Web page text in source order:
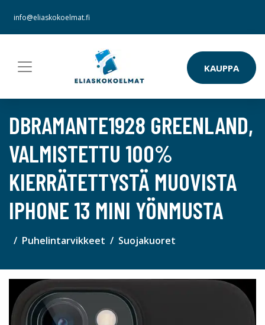
info@eliaskokoelmat.fi
KAUPPA
DBRAMANTE1928 GREENLAND,
VALMISTETTU 100%
KIERRÄTETTYSTÄ MUOVISTA
IPHONE 13 MINI YÖNMUSTA
Puhelintarvikkeet Suojakuoret